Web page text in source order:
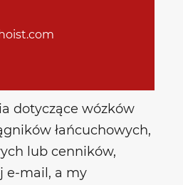
dotyczące wózków
łańcuchowych,
lub cenników,
e-mail, a my